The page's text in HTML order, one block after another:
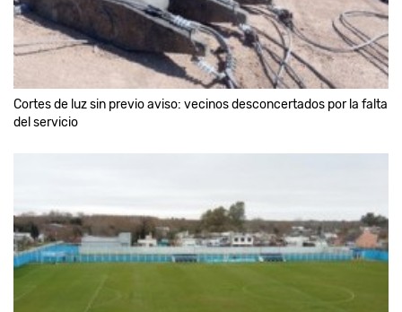
Cortes de luz sin previo aviso: vecinos desconcertados por la falta
del servicio